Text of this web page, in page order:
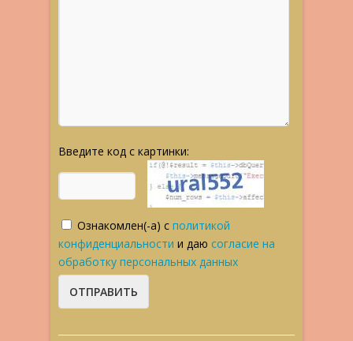
Введите код с картинки:
Ознакомлен(-а) с политикой
конфиденциальности и даю согласие на
обработку персональных данных